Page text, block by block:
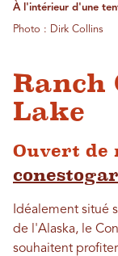
À l'intérieur d'une
Photo : Dirk Collins
Ranch
Lake
Ouvert de
Idéalement situé
de l'Alaska, le
souhaitent